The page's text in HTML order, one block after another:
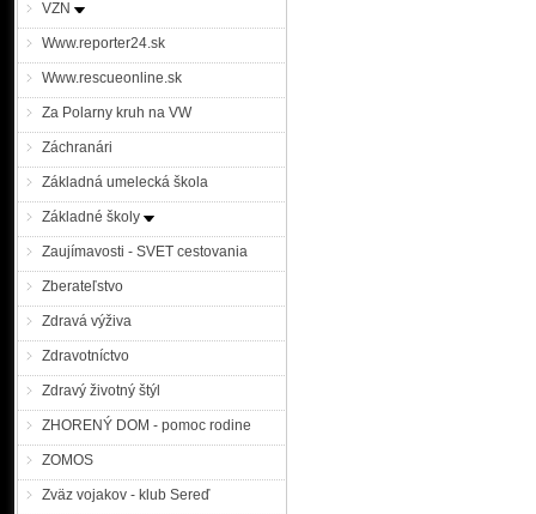
VZN
Www.reporter24.sk
Www.rescueonline.sk
Za Polarny kruh na VW
Záchranári
Základná umelecká škola
Základné školy
Zaujímavosti - SVET cestovania
Zberateľstvo
Zdravá výživa
Zdravotníctvo
Zdravý životný štýl
ZHORENÝ DOM - pomoc rodine
ZOMOS
Zväz vojakov - klub Sereď